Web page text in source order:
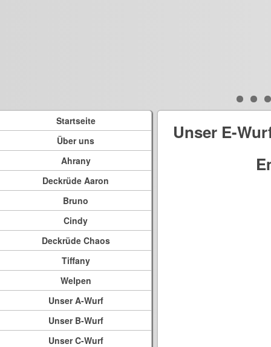
Startseite
Über uns
Ahrany
Deckrüde Aaron
Bruno
Cindy
Deckrüde Chaos
Tiffany
Welpen
Unser A-Wurf
Unser B-Wurf
Unser C-Wurf
Unser E-